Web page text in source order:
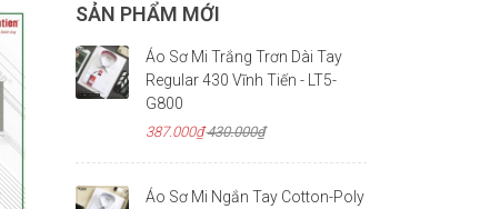
SẢN PHẨM MỚI
Áo Sơ Mi Trắng Trơn Dài Tay
Regular 430 Vĩnh Tiến - LT5-
G800
387.000₫430.000₫
Áo Sơ Mi Ngắn Tay Cotton-Poly